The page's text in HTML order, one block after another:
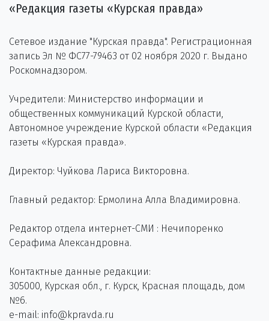
«Редакция газеты «Курская правда»
Сетевое издание "Курская правда". Регистрационная
запись Эл № ФС77-79463 от 02 ноября 2020 г. Выдано
Роскомнадзором.
Учредители: Министерство информации и
общественных коммуникаций Курской области,
Автономное учреждение Курской области «Редакция
газеты «Курская правда».
Директор: Чуйкова Лариса Викторовна.
Главный редактор: Ермолина Алла Владимировна.
Редактор отдела интернет-СМИ : Нечипоренко
Серафима Александровна.
Контактные данные редакции:
305000, Курская обл., г. Курск, Красная площадь, дом
№6.
e-mail: info@kpravda.ru